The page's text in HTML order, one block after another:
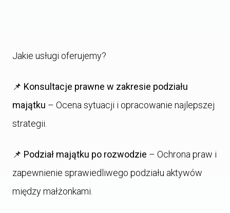
Jakie usługi oferujemy?
📌 Konsultacje prawne w zakresie podziału
majątku – Ocena sytuacji i opracowanie najlepszej
strategii.
📌 Podział majątku po rozwodzie – Ochrona praw i
zapewnienie sprawiedliwego podziału aktywów
między małżonkami.